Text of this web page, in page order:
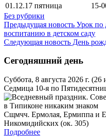
01.12.17 пятница
15-
Без рубрики
Предыдущая новость Урок по
воспитанию в детском саду
Следующая новость День
Сегодняшний день
Суббота, 8 августа 2026 г. (26
Седмица 10-я по
Сщмчч. Ермолая, Ермиппа и
Никомидийских (ок. 305)
Подробнее